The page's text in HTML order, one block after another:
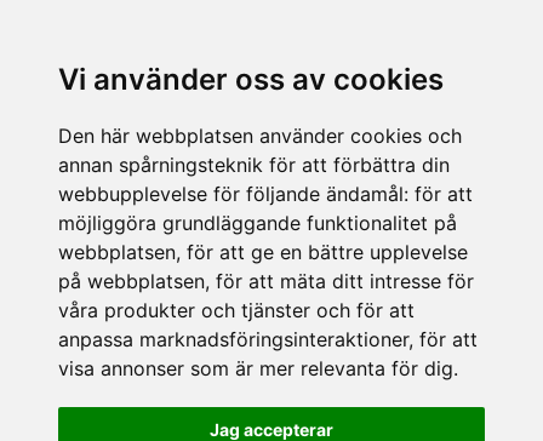
Vi använder oss av cookies
Den här webbplatsen använder cookies och
annan spårningsteknik för att förbättra din
webbupplevelse för följande ändamål: för att
möjliggöra grundläggande funktionalitet på
webbplatsen, för att ge en bättre upplevelse
på webbplatsen, för att mäta ditt intresse för
våra produkter och tjänster och för att
anpassa marknadsföringsinteraktioner, för att
visa annonser som är mer relevanta för dig.
Jag accepterar